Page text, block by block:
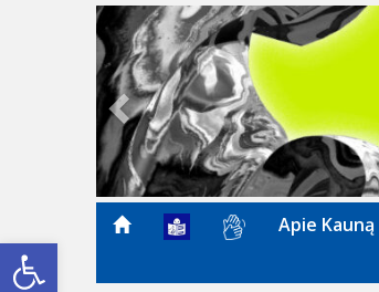
Open toolbar
Previous
Apie Kauną